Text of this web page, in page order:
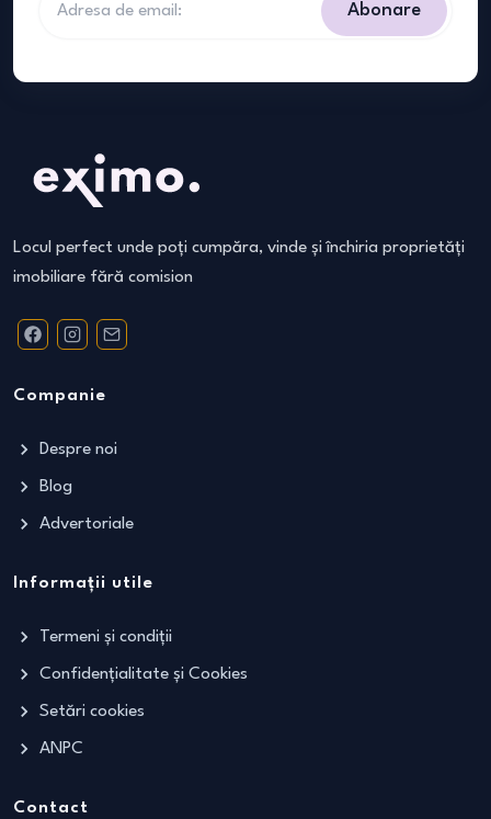
Abonare
Locul perfect unde poți cumpăra, vinde și închiria proprietăți
imobiliare fără comision
Companie
Despre noi
Blog
Advertoriale
Informații utile
Termeni și condiții
Confidențialitate și Cookies
Setări cookies
ANPC
Contact